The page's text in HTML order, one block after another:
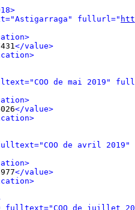
fullurl="
</value>
de mai 2019"
</value>
fulltext="COO de avril
</value>
fulltext="COO de juillet